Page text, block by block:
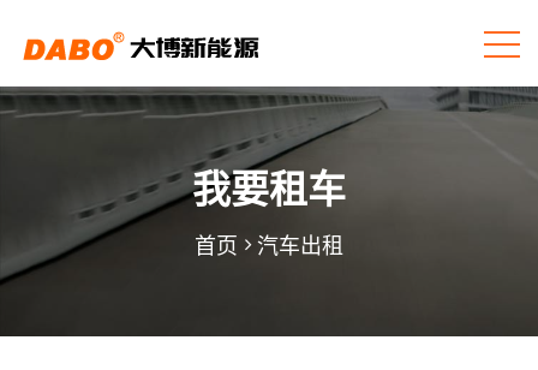
我要租车
首页 汽车出租